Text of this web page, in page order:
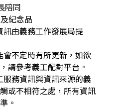
陪同
紀念品
訊由義務工作發展局提
不定時有所更新，如欲
請參考義工配對平台。
務資訊與資訊來源的義
或不相符之處，所有資訊
。